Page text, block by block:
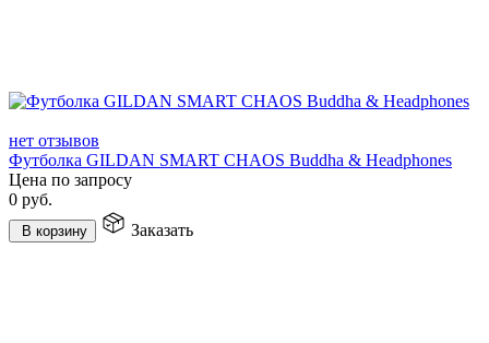
нет отзывов
Футболка GILDAN SMART CHAOS Buddha & Headphones
Цена по запросу
0 руб.
В корзину Заказать